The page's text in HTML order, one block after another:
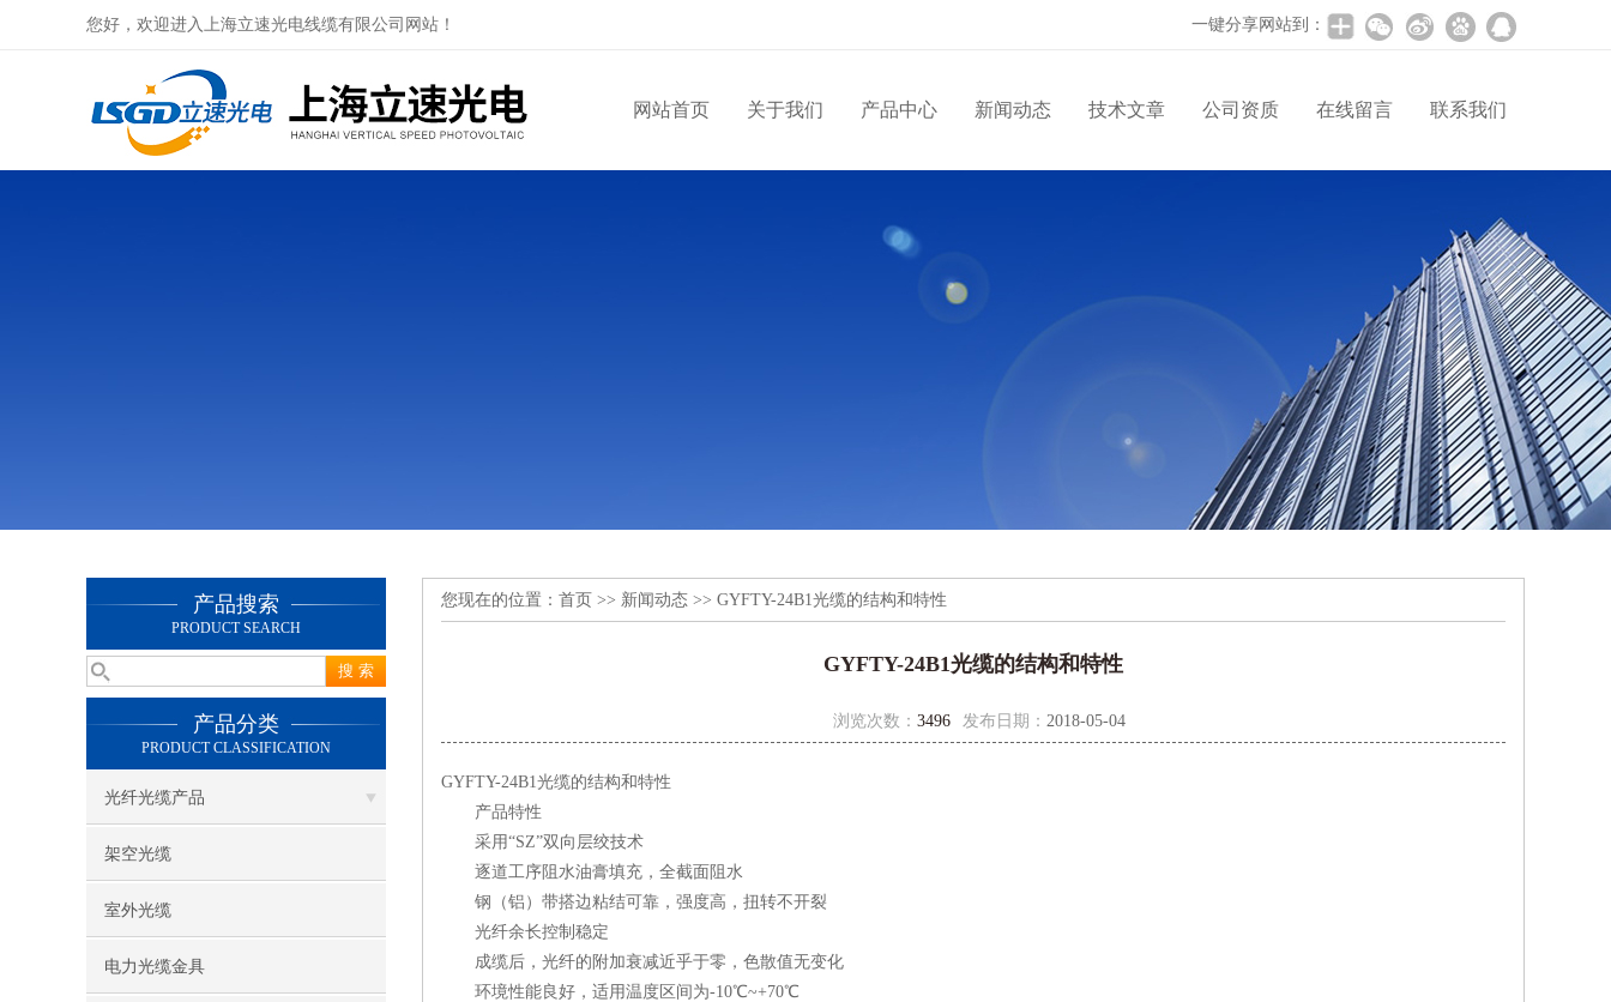
您好，欢迎进入上海立速光电线缆有限公司网站！ 一键分享网站到：
网站首页 关于我们 产品中心 新闻动态 技术文章 公司资质 在线留言 联系我们
产品搜索
PRODUCT SEARCH
产品分类
PRODUCT CLASSIFICATION
光纤光缆产品
架空光缆
室外光缆
电力光缆金具
您现在的位置： 首页 >> 新闻动态 >> GYFTY-24B1光缆的结构和特性
GYFTY-24B1光缆的结构和特性
浏览次数： 3496 发布日期： 2018-05-04
GYFTY-24B1光缆的结构和特性
产品特性
采用“SZ”双向层绞技术
逐道工序阻水油膏填充，全截面阻水
钢（铝）带搭边粘结可靠，强度高，扭转不开裂
光纤余长控制稳定
成缆后，光纤的附加衰减近乎于零，色散值无变化
环境性能良好，适用温度区间为-10℃~+70℃